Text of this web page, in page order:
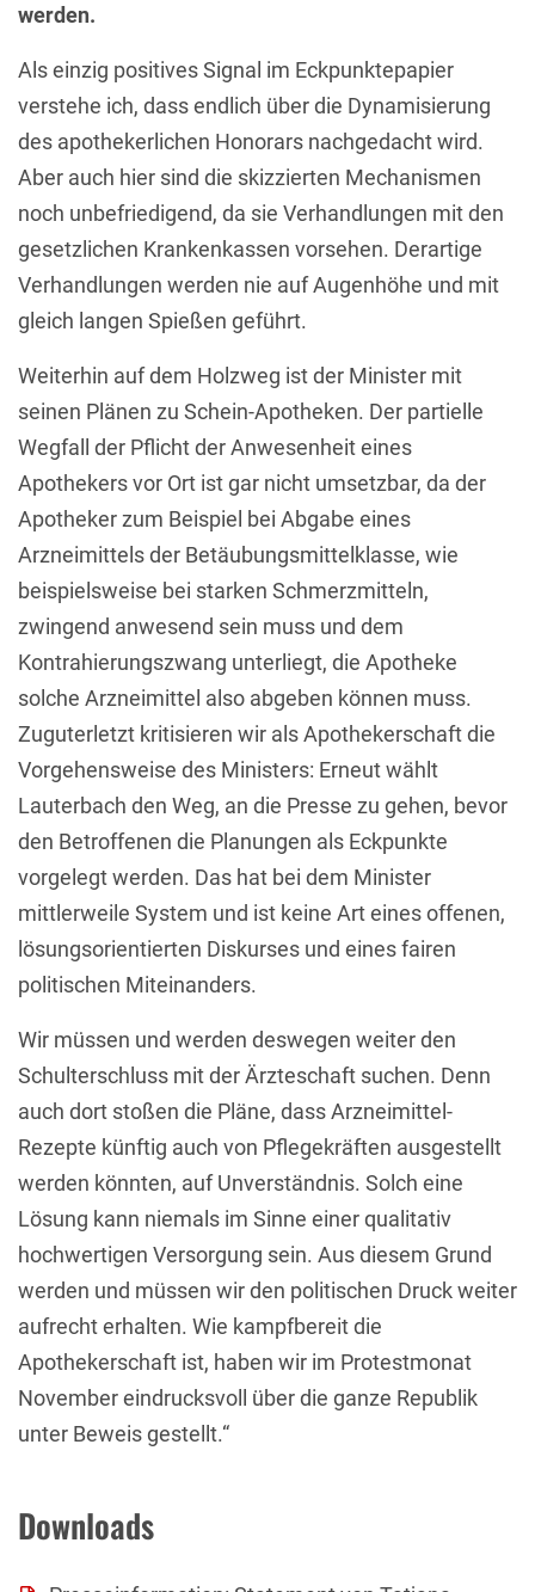
werden.
Als einzig positives Signal im Eckpunktepapier
verstehe ich, dass endlich über die Dynamisierung
des apothekerlichen Honorars nachgedacht wird.
Aber auch hier sind die skizzierten Mechanismen
noch unbefriedigend, da sie Verhandlungen mit den
gesetzlichen Krankenkassen vorsehen. Derartige
Verhandlungen werden nie auf Augenhöhe und mit
gleich langen Spießen geführt.
Weiterhin auf dem Holzweg ist der Minister mit
seinen Plänen zu Schein-Apotheken. Der partielle
Wegfall der Pflicht der Anwesenheit eines
Apothekers vor Ort ist gar nicht umsetzbar, da der
Apotheker zum Beispiel bei Abgabe eines
Arzneimittels der Betäubungsmittelklasse, wie
beispielsweise bei starken Schmerzmitteln,
zwingend anwesend sein muss und dem
Kontrahierungszwang unterliegt, die Apotheke
solche Arzneimittel also abgeben können muss.
Zuguterletzt kritisieren wir als Apothekerschaft die
Vorgehensweise des Ministers: Erneut wählt
Lauterbach den Weg, an die Presse zu gehen, bevor
den Betroffenen die Planungen als Eckpunkte
vorgelegt werden. Das hat bei dem Minister
mittlerweile System und ist keine Art eines offenen,
lösungsorientierten Diskurses und eines fairen
politischen Miteinanders.
Wir müssen und werden deswegen weiter den
Schulterschluss mit der Ärzteschaft suchen. Denn
auch dort stoßen die Pläne, dass Arzneimittel-
Rezepte künftig auch von Pflegekräften ausgestellt
werden könnten, auf Unverständnis. Solch eine
Lösung kann niemals im Sinne einer qualitativ
hochwertigen Versorgung sein. Aus diesem Grund
werden und müssen wir den politischen Druck weiter
aufrecht erhalten. Wie kampfbereit die
Apothekerschaft ist, haben wir im Protestmonat
November eindrucksvoll über die ganze Republik
unter Beweis gestellt.“
Downloads